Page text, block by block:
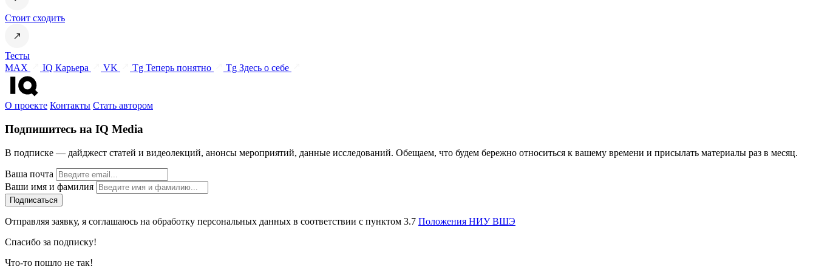
Стоит сходить
Тесты
MAX
IQ Карьера VK Tg Теперь понятно Tg Здесь о себе
О проекте Контакты Стать автором
Подпишитесь на IQ Media
В подписке — дайджест статей и видеолекций, анонсы мероприятий, данные исследований. Обещаем, что будем бережно относиться к вашему времени и присылать материалы раз в месяц.
Ваша почта
Ваши имя и фамилия
Отправляя заявку, я соглашаюсь на обработку персональных данных в соответствии с пунктом 3.7 Положения НИУ ВШЭ
Спасибо за подписку!
Что-то пошло не так!